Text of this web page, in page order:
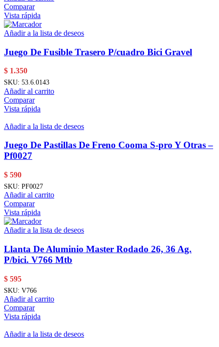
Comparar
Vista rápida
Añadir a la lista de deseos
Juego De Fusible Trasero P/cuadro Bici Gravel
$ 1.350
SKU: 53.6.0143
Añadir al carrito
Comparar
Vista rápida
Añadir a la lista de deseos
Juego De Pastillas De Freno Cooma S-pro Y Otras –
Pf0027
$ 590
SKU: PF0027
Añadir al carrito
Comparar
Vista rápida
Añadir a la lista de deseos
Llanta De Aluminio Master Rodado 26, 36 Ag.
P/bici. V766 Mtb
$ 595
SKU: V766
Añadir al carrito
Comparar
Vista rápida
Añadir a la lista de deseos